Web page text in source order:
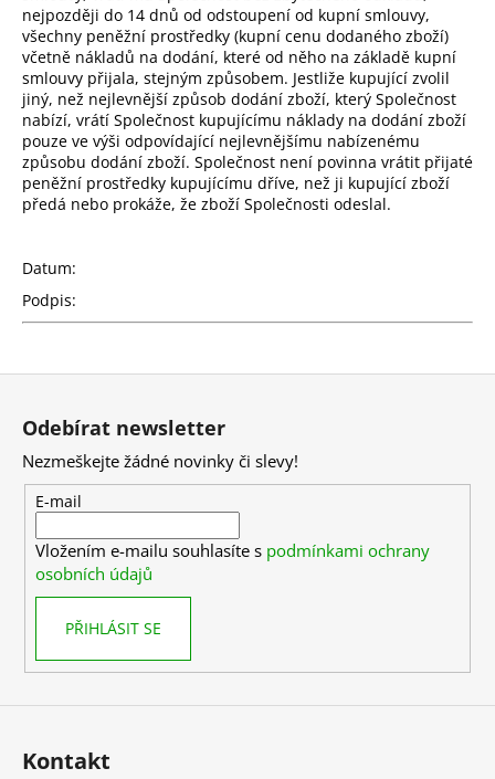
nejpozději do 14 dnů od odstoupení od kupní smlouvy,
všechny peněžní prostředky (kupní cenu dodaného zboží)
včetně nákladů na dodání, které od něho na základě kupní
smlouvy přijala, stejným způsobem. Jestliže kupující zvolil
jiný, než nejlevnější způsob dodání zboží, který Společnost
nabízí, vrátí Společnost kupujícímu náklady na dodání zboží
pouze ve výši odpovídající nejlevnějšímu nabízenému
způsobu dodání zboží. Společnost není povinna vrátit přijaté
peněžní prostředky kupujícímu dříve, než ji kupující zboží
předá nebo prokáže, že zboží Společnosti odeslal.
Datum:
Podpis:
Z
Odebírat newsletter
Nezmeškejte žádné novinky či slevy!
E-mail
Vložením e-mailu souhlasíte s podmínkami ochrany
osobních údajů
PŘIHLÁSIT SE
Kontakt